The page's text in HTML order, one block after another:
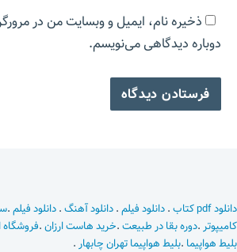
ذخیره نام، ایمیل و وبسایت من در
دوباره دیدگاهی می‌نویسم.
دانلود pdf کتاب .دانلود فیلم.دانلود آهنگ.دانلود فیلم.
کامیپوتر .دوره بقا در طبیعت.خرید هاست ارزان.فروشگاه
بلیط هواپیما .بلیط هواپیما تهران چابهار .